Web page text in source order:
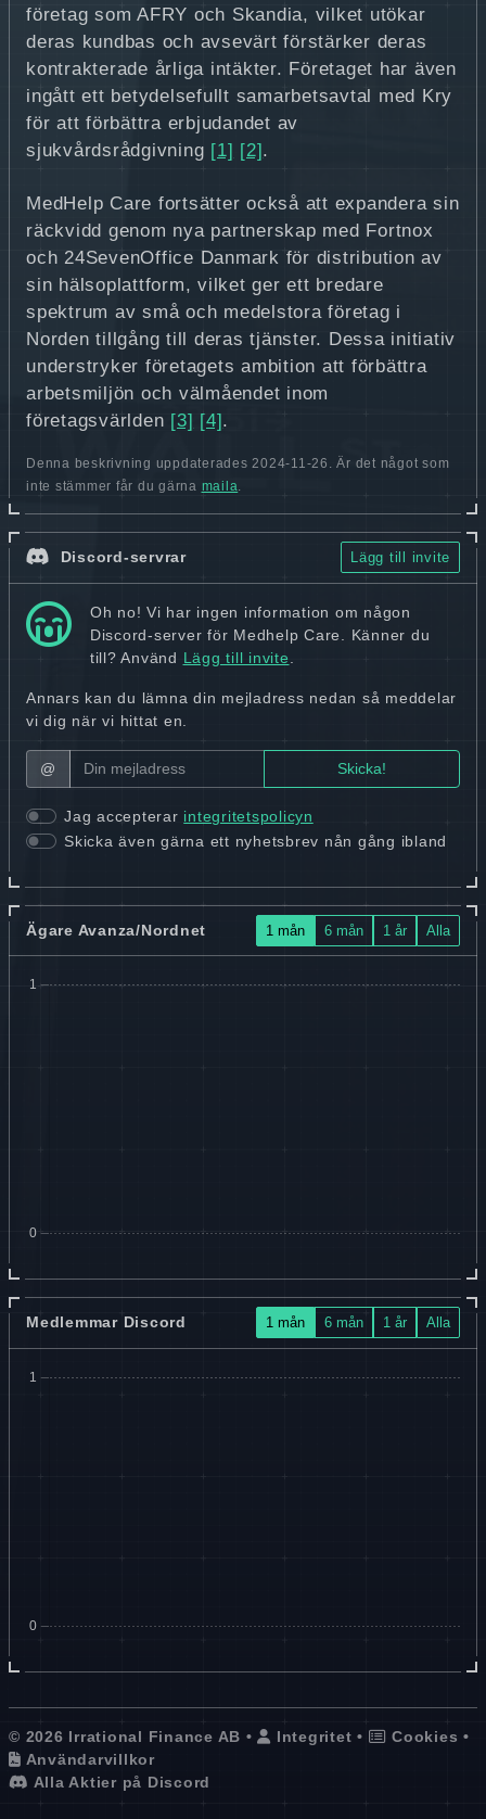
företag som AFRY och Skandia, vilket utökar
deras kundbas och avsevärt förstärker deras
kontrakterade årliga intäkter. Företaget har även
ingått ett betydelsefullt samarbetsavtal med Kry
för att förbättra erbjudandet av
sjukvårdsrådgivning [1] [2] .
MedHelp Care fortsätter också att expandera sin
räckvidd genom nya partnerskap med Fortnox
och 24SevenOffice Danmark för distribution av
sin hälsoplattform, vilket ger ett bredare
spektrum av små och medelstora företag i
Norden tillgång till deras tjänster. Dessa initiativ
understryker företagets ambition att förbättra
arbetsmiljön och välmåendet inom
företagsvärlden [3] [4] .
Denna beskrivning uppdaterades 2024-11-26. Är det något som
inte stämmer får du gärna maila.
Discord-servrar Lägg till invite
Oh no! Vi har ingen information om någon
Discord-server för Medhelp Care. Känner du
till? Använd Lägg till invite
Annars kan du lämna din mejladress nedan så meddelar
vi dig när vi hittat en.
@
Jag accepterar integritetspolicyn
Skicka även gärna ett nyhetsbrev nån gång ibland
Ägare Avanza/Nordnet 1 mån 6 mån 1 år Alla
Medlemmar Discord 1 mån 6 mån 1 år Alla
© 2026 Irrational Finance AB • Integritet • Cookies •
Användarvillkor
Alla Aktier på Discord